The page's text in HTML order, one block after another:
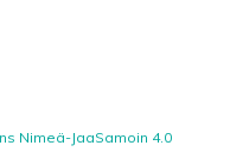
Nimeä-JaaSamoin 4.0